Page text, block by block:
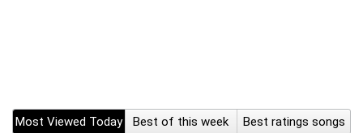
Most Viewed Today Best of this week
Best ratings songs